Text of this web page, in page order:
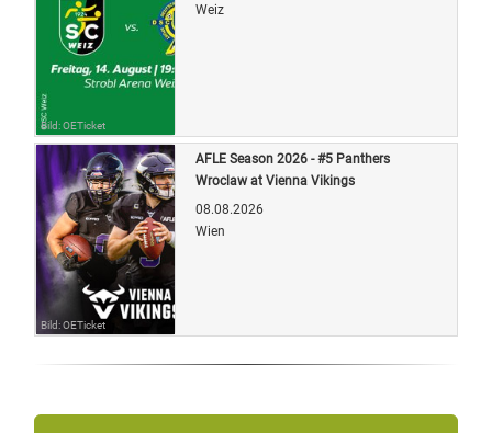
Bild: OETicket
Weiz
Bild: OETicket
AFLE Season 2026 - #5 Panthers
Wroclaw at Vienna Vikings
08.08.2026
Wien